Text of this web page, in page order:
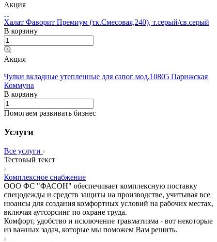
Акция
Халат Фаворит Премиум (тк.Смесовая,240), т.серый/св.серый
В корзину
Акция
Чулки вкладные утепленные для сапог мод.10805 Парижская
Коммуна
В корзину
Помогаем развивать бизнес
Услуги
Все услуги
Тестовый текст
Комплексное снабжение
ООО ФС "ФАСОН" обеспечивает комплексную поставку
спецодежды и средств защиты на производстве, учитывая все
нюансы для создания комфортных условий на рабочих местах,
включая аутсорсинг по охране труда.
Комфорт, удобство и исключение травматизма - вот некоторые
из важных задач, которые мы поможем Вам решить.